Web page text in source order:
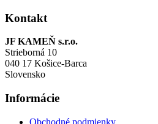
Kontakt
JF KAMEŇ s.r.o.
Strieborná 10
040 17 Košice-Barca
Slovensko
Informácie
Obchodné podmienky